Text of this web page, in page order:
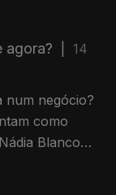
agora?
14
num negócio?
como
Blanco